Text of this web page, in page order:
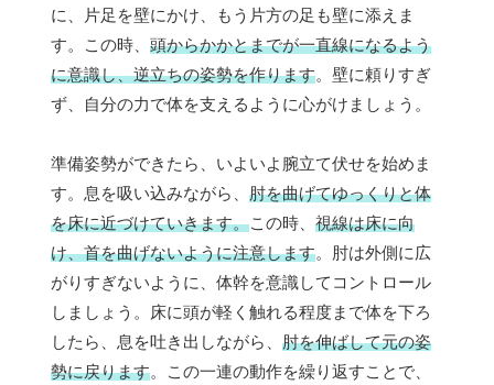
に、片足を壁にかけ、もう片方の足も壁に添えま
す。この時、 頭からかかとまでが一直線になるよう
に意識し、逆立ちの姿勢を作ります。壁に頼りすぎ
ず、自分の力で体を支えるように心がけましょう。
準備姿勢ができたら、いよいよ腕立て伏せを始めま
す。息を吸い込みながら、 肘を曲げてゆっくりと体
を床に近づけていきます。この時、 視線は床に向
け、首を曲げないように注意します。肘は外側に広
がりすぎないように、体幹を意識してコントロール
しましょう。床に頭が軽く触れる程度まで体を下ろ
したら、息を吐き出しながら、 肘を伸ばして元の姿
勢に戻ります。この一連の動作を繰り返すことで、